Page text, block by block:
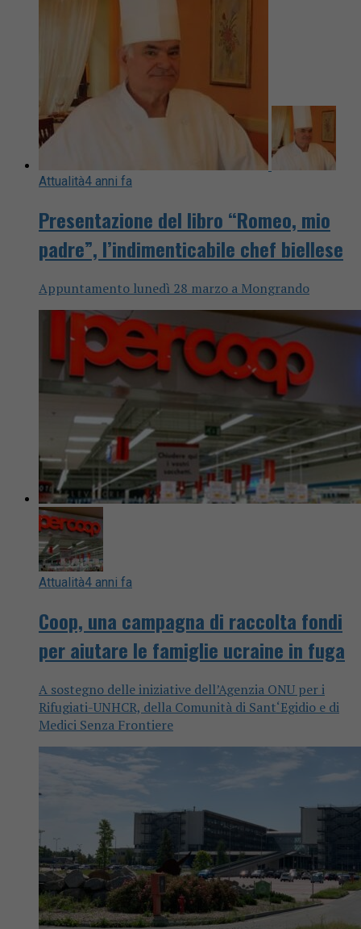
Attualità4 anni fa
Presentazione del libro “Romeo, mio
padre”, l’indimenticabile chef biellese
Appuntamento lunedì 28 marzo a Mongrando
Attualità4 anni fa
Coop, una campagna di raccolta fondi
per aiutare le famiglie ucraine in fuga
A sostegno delle iniziative dell’Agenzia ONU per i
Rifugiati-UNHCR, della Comunità di Sant‘Egidio e di
Medici Senza Frontiere